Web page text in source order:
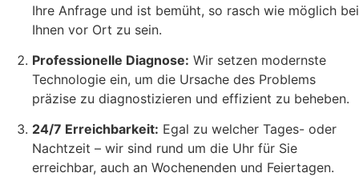
Ihre Anfrage und ist bemüht, so rasch wie möglich bei
Ihnen vor Ort zu sein.
Professionelle Diagnose: Wir setzen modernste
Technologie ein, um die Ursache des Problems
präzise zu diagnostizieren und effizient zu beheben.
24/7 Erreichbarkeit: Egal zu welcher Tages- oder
Nachtzeit – wir sind rund um die Uhr für Sie
erreichbar, auch an Wochenenden und Feiertagen.